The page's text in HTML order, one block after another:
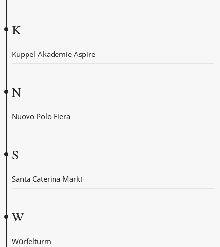
K
Kuppel-Akademie Aspire
N
Nuovo Polo Fiera
S
Santa Caterina Markt
W
Würfelturm